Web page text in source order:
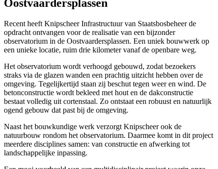
Oostvaardersplassen
Recent heeft Knipscheer Infrastructuur van Staatsbosbeheer de
opdracht ontvangen voor de realisatie van een bijzonder
observatorium in de Oostvaardersplassen. Een uniek bouwwerk op
een unieke locatie, ruim drie kilometer vanaf de openbare weg.
Het observatorium wordt verhoogd gebouwd, zodat bezoekers
straks via de glazen wanden een prachtig uitzicht hebben over de
omgeving. Tegelijkertijd staan zij beschut tegen weer en wind. De
betonconstructie wordt bekleed met hout en de dakconstructie
bestaat volledig uit cortenstaal. Zo ontstaat een robuust en natuurlijk
ogend gebouw dat past bij de omgeving.
Naast het bouwkundige werk verzorgt Knipscheer ook de
natuurbouw rondom het observatorium. Daarmee komt in dit project
meerdere disciplines samen: van constructie en afwerking tot
landschappelijke inpassing.